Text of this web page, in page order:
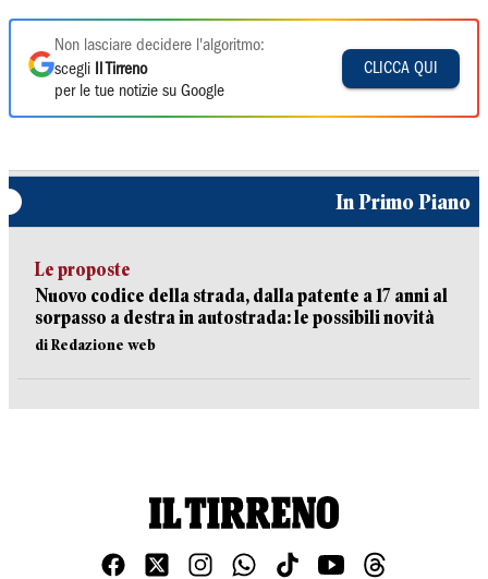
Non lasciare decidere l'algoritmo:
scegli
Il Tirreno
per le tue notizie su Google
CLICCA QUI
In Primo Piano
Le proposte
Nuovo codice della strada, dalla patente a 17 anni al
sorpasso a destra in autostrada: le possibili novità
di Redazione web